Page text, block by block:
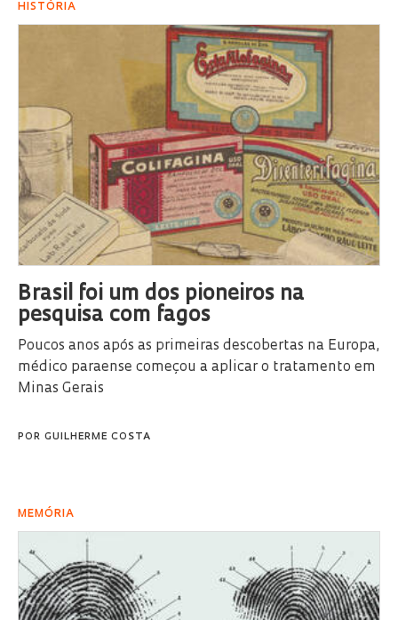
HISTÓRIA
Brasil foi um dos pioneiros na
pesquisa com fagos
Poucos anos após as primeiras descobertas na Europa,
médico paraense começou a aplicar o tratamento em
Minas Gerais
POR GUILHERME COSTA
MEMÓRIA